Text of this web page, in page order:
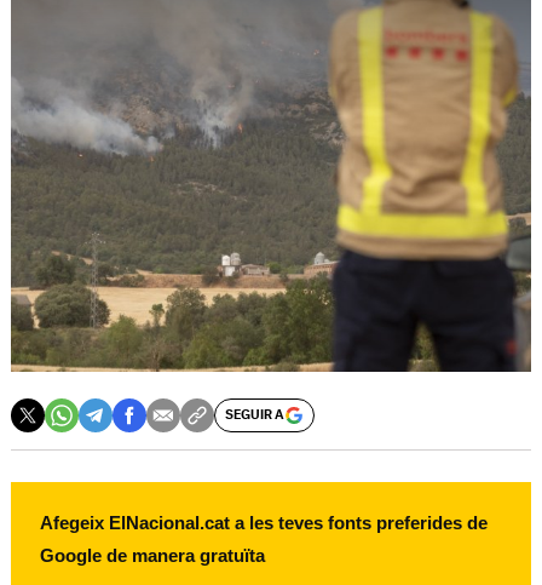
SEGUIR A
Afegeix ElNacional.cat a les teves fonts preferides de
Google de manera gratuïta